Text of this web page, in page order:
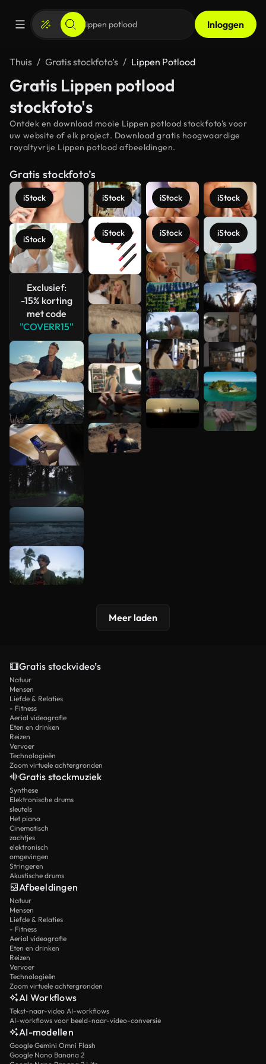
Inloggen
Thuis Gratis stockfoto’s Lippen Potlood
Gratis Lippen potlood
stockfoto's
Ontdek en download mooie Lippen potlood stockfoto's voor
uw website of elk project. Download gratis hoogwaardige
royaltyvrije Lippen potlood afbeeldingen.
Gratis stockfoto’s
iStock
iStock
Exclusief:
-15% korting
met code
"COVERR15"
iStock
iStock
iStock
iStock
iStock
iStock
Meer
bekijken
Meer laden
Gratis stockvideo’s
Natuur
Mensen
Liefde & Relaties
- Fitness
Aerial videografie
Eten en drinken
Reizen
Vervoer
Technologieën
Zoom virtuele achtergronden
Gratis stockmuziek
Synthese
Elektronische drums
sleutels
Het piano
Cinematisch
zachtjes
elektronisch
omgevingen
Stringeren
Akustische drums
Afbeeldingen
Natuur
Mensen
Liefde & Relaties
- Fitness
Aerial videografie
Eten en drinken
Reizen
Vervoer
Technologieën
Zoom virtuele achtergronden
AI Workflows
Tekst-naar-video AI-workflows
AI-workflows voor beeld-naar-video-conversie
AI-modellen
Google Gemini Omni Flash
Google Nano Banana 2